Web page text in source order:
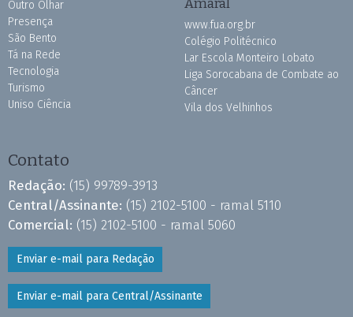
Outro Olhar
Presença
São Bento
Tá na Rede
Tecnologia
Turismo
Uniso Ciência
Amaral
www.fua.org.br
Colégio Politécnico
Lar Escola Monteiro Lobato
Liga Sorocabana de Combate ao
Câncer
Vila dos Velhinhos
Contato
Redação: (15) 99789-3913
Central/Assinante: (15) 2102-5100 - ramal 5110
Comercial: (15) 2102-5100 - ramal 5060
Enviar e-mail para Redação
Enviar e-mail para Central/Assinante